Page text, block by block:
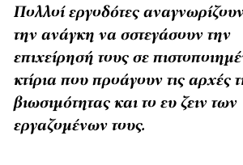
Πολλοί εργοδότες
την ανάγκη να σστεγάσουν την
επιχείρησή τους σε
κτίρια που προάγουν τις αρχές
βιωσιμότητας και το ευ ζειν των
εργαζομένων τους.